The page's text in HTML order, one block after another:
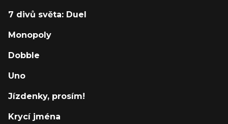
7 divů světa: Duel
Monopoly
Dobble
Uno
Jízdenky, prosím!
Krycí jména